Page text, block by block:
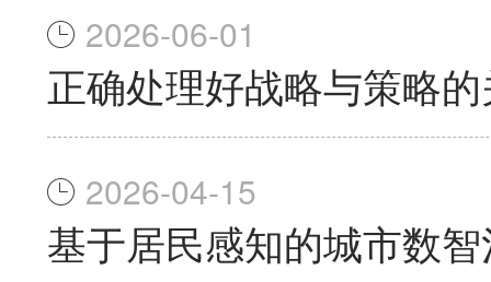
2026-06-01
正确处理好战略与策略
2026-04-15
基于居民感知的城市数